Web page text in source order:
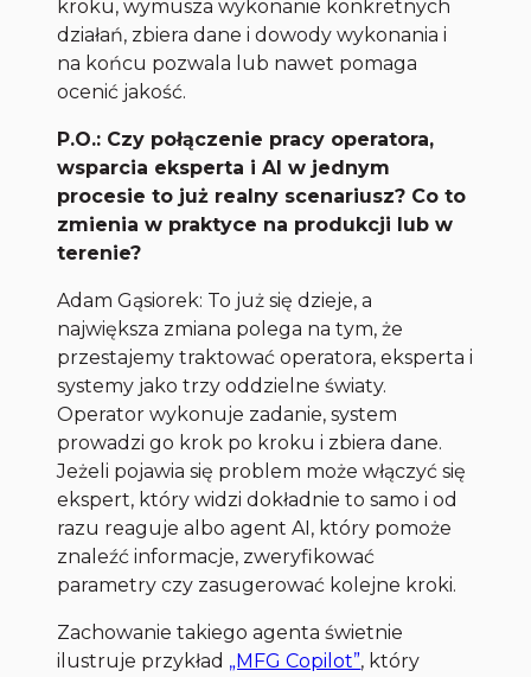
kroku, wymusza wykonanie konkretnych
działań, zbiera dane i dowody wykonania i
na końcu pozwala lub nawet pomaga
ocenić jakość.
P.O.: Czy połączenie pracy operatora,
wsparcia eksperta i AI w jednym
procesie to już realny scenariusz? Co to
zmienia w praktyce na produkcji lub w
terenie?
Adam Gąsiorek: To już się dzieje, a
największa zmiana polega na tym, że
przestajemy traktować operatora, eksperta i
systemy jako trzy oddzielne światy.
Operator wykonuje zadanie, system
prowadzi go krok po kroku i zbiera dane.
Jeżeli pojawia się problem może włączyć się
ekspert, który widzi dokładnie to samo i od
razu reaguje albo agent AI, który pomoże
znaleźć informacje, zweryfikować
parametry czy zasugerować kolejne kroki.
Zachowanie takiego agenta świetnie
ilustruje przykład „MFG Copilot”, który